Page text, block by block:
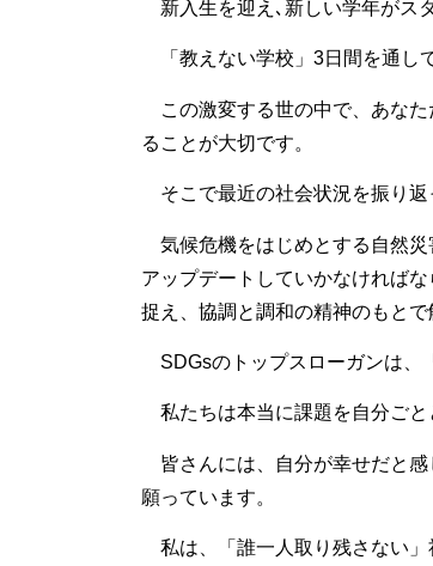
新入生を迎え､新しい学年がス
「教えない学校」3日間を通し
この激変する世の中で、あなた
ることが大切です。
そこで最近の社会状況を振り返
気候危機をはじめとする自然災
アップデートしていかなければ
捉え、協調と調和の精神のもと
SDGsのトップスローガンは、
私たちは本当に課題を自分ごと
皆さんには、自分が幸せだと感
願っています。
私は、「誰一人取り残さない」